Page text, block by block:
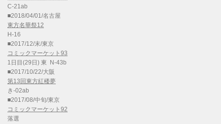
C-21ab
■2018/04/01/名古屋
東方名華祭12
H-16
■2017/12/末/東京
コミックマーケット93
1日目(29日) 東 N-43b
■2017/10/22/大阪
第13回東方紅楼夢
き-02ab
■2017/08/中旬/東京
コミックマーケット92
落選